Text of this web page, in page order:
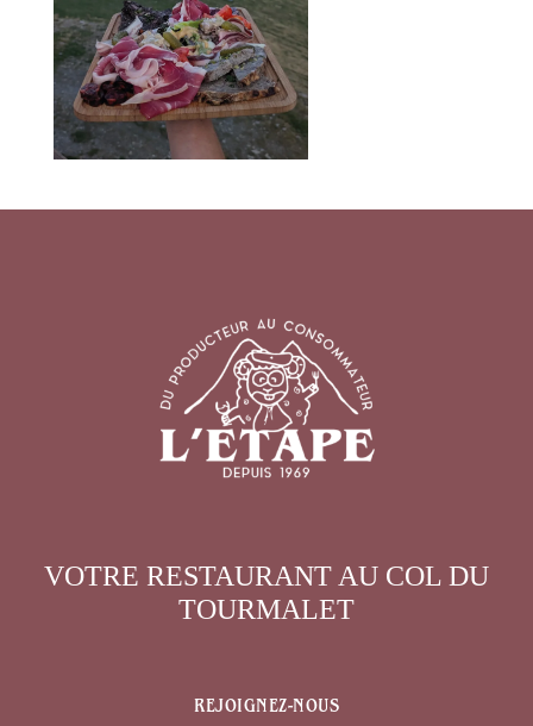
VOTRE RESTAURANT AU COL DU
TOURMALET
REJOIGNEZ-NOUS